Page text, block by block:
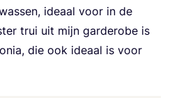
ide­aal voor in de
trui uit mijn gar­de­ro­be is
die ook ide­aal is voor